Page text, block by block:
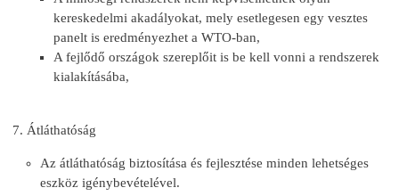
kereskedelmi akadályokat, mely esetlegesen egy vesztes
panelt is eredményezhet a WTO-ban,
A fejlődő országok szereplőit is be kell vonni a rendszerek
kialakításába,
Átláthatóság
Az átláthatóság biztosítása és fejlesztése minden lehetséges
eszköz igénybevételével.